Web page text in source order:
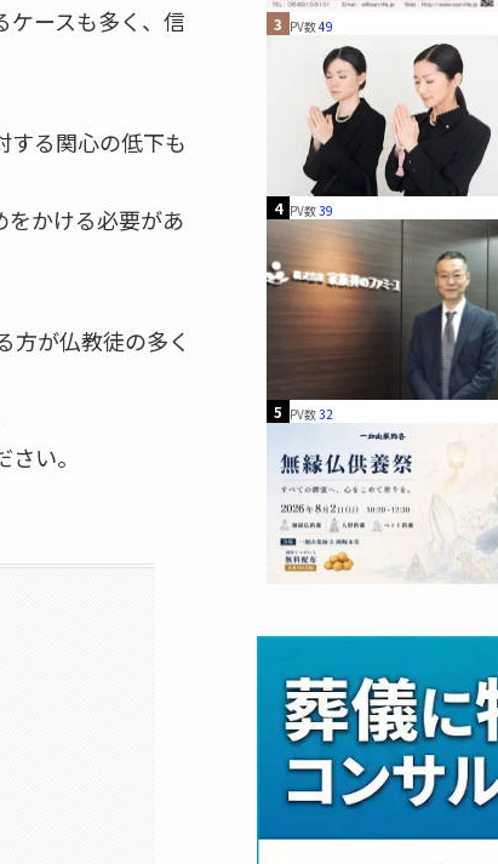
ケースも多く、信
する関心の低下も
をかける必要があ
方が仏教徒の多く
い。
3 PV数49
4 PV数39
5 PV数32